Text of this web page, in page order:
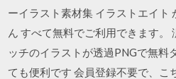
ーイラスト素材集 イラストエイト
ん すべて無料でご利用できます。
ッチのイラストが透過PNGで無料
ても便利です 会員登録不要で、こ